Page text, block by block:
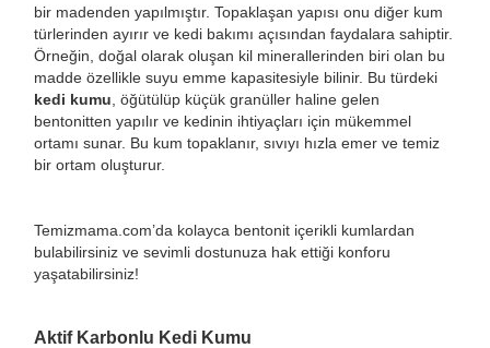
bir madenden yapılmıştır. Topaklaşan yapısı onu diğer kum
türlerinden ayırır ve kedi bakımı açısından faydalara sahiptir.
Örneğin, doğal olarak oluşan kil minerallerinden biri olan bu
madde özellikle suyu emme kapasitesiyle bilinir. Bu türdeki
kedi kumu , öğütülüp küçük granüller haline gelen
bentonitten yapılır ve kedinin ihtiyaçları için mükemmel
ortamı sunar. Bu kum topaklanır, sıvıyı hızla emer ve temiz
bir ortam oluşturur.
Temizmama.com’da kolayca bentonit içerikli kumlardan
bulabilirsiniz ve sevimli dostunuza hak ettiği konforu
yaşatabilirsiniz!
Aktif Karbonlu Kedi Kumu